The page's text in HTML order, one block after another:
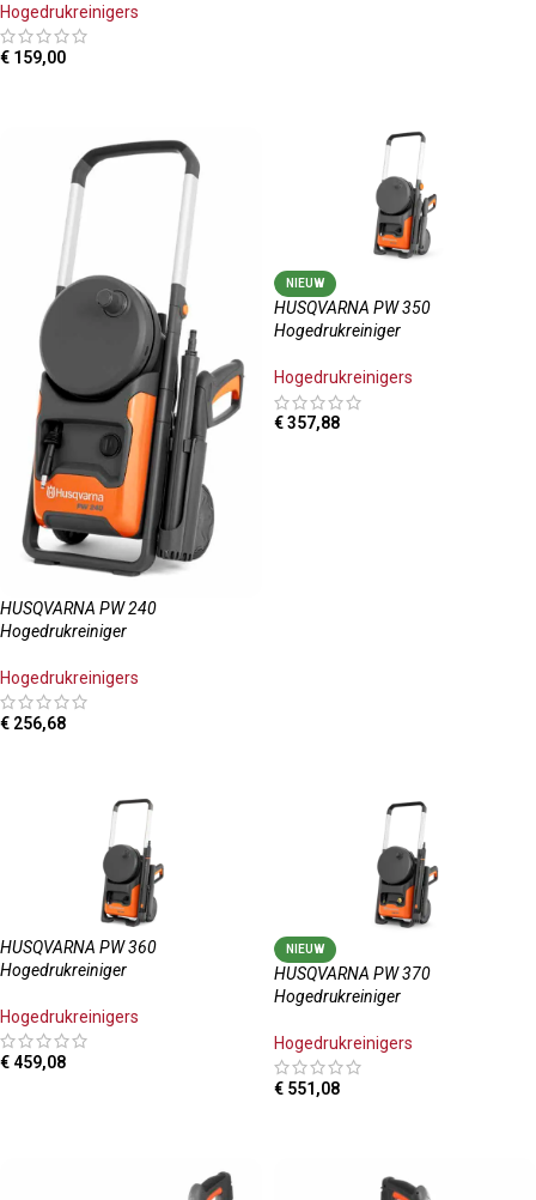
Hogedrukreinigers
€ 159,00
HUSQVARNA PW 240
Hogedrukreiniger
Hogedrukreinigers
€ 256,68
NIEUW
HUSQVARNA PW 350
Hogedrukreiniger
Hogedrukreinigers
€357,88
HUSQVARNA PW 360
Hogedrukreiniger
Hogedrukreinigers
€ 459,08
NIEUW
HUSQVARNA PW 370
Hogedrukreiniger
Hogedrukreinigers
€ 551,08